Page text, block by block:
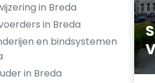
in Breda
in Breda
en bindsystemen
in Breda